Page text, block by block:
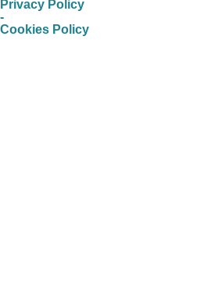
Privacy Policy
-
Cookies Policy